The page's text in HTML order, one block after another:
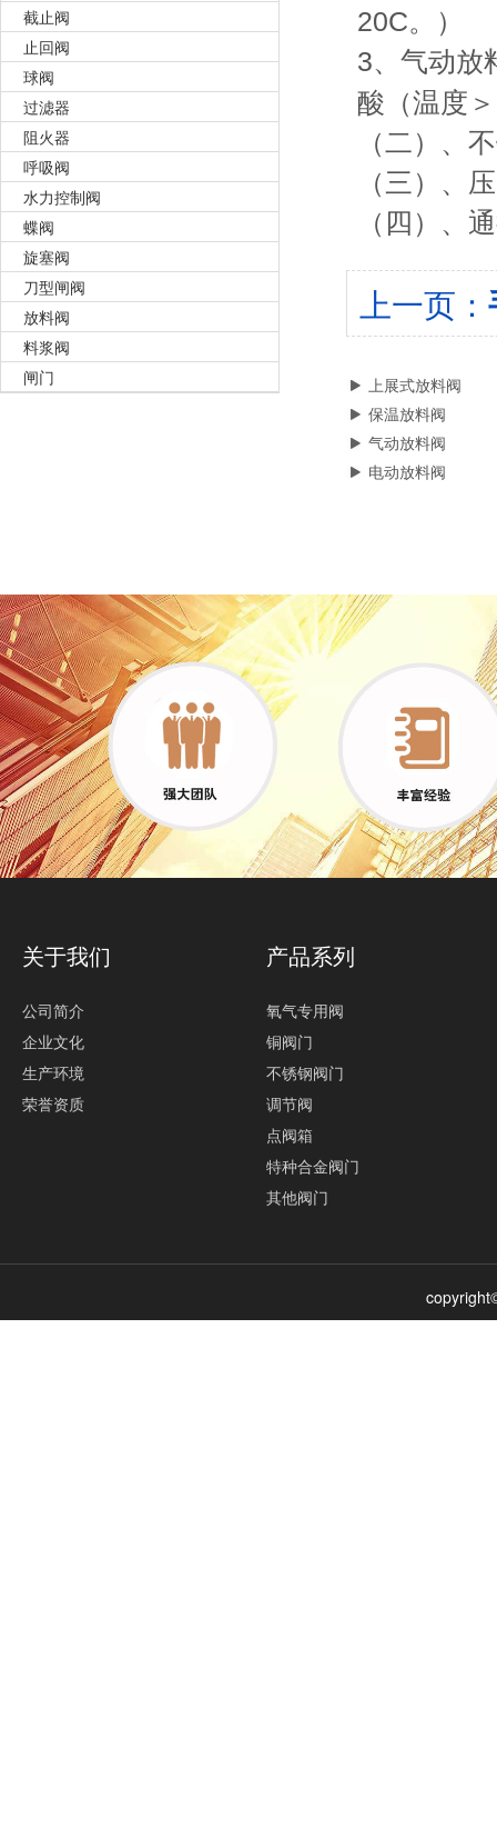
截止阀
止回阀
球阀
过滤器
阻火器
呼吸阀
水力控制阀
蝶阀
旋塞阀
刀型闸阀
放料阀
料浆阀
闸门
20C。）
3、 气动放
酸（温度
（二）、
（三）、
（四）、
上一页：
上展式放料阀
保温放料阀
气动放料阀
电动放料阀
关于我们
公司简介
企业文化
生产环境
荣誉资质
产品系列
氧气专用阀
铜阀门
不锈钢阀门
调节阀
点阀箱
特种合金阀门
其他阀门